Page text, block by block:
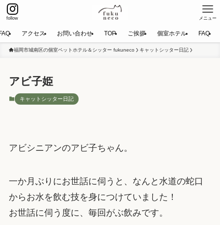
follow メニュー
アクセス お問い合わせ TOP ご挨拶 個室ホテル FAQ
福岡市城南区の個室ペットホテル＆シッター fukuneco キャットシッター日記
アビ子姫
キャットシッター日記
アビシニアンのアビ子ちゃん。
一か月ぶりにお世話に伺うと、なんと水道の蛇口
からお水を飲む技を身につけていました！
お世話に伺う度に、毎回がぶ飲みです。